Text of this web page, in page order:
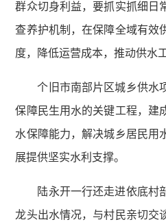
群众切身利益，要抓实抓细日
查养护机制，在保障全域有效
度，降低运营成本，推动供水
个旧市南部片区城乡供水
保障民生用水的关键工程，建
水保障能力，解决城乡居民用
展提供坚实水利支撑。
陆永开一行还走进依底村
龙头出水情况，与村民亲切交